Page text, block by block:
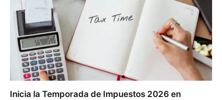
Inicia la Temporada de Impuestos 2026 en